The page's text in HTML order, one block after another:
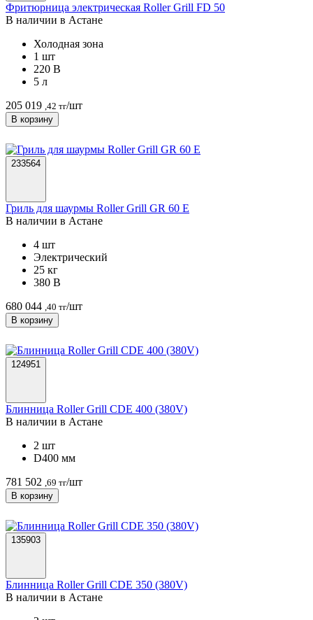
Фритюрница электрическая Roller Grill FD 50
В наличии в Астанe
Холодная зона
1 шт
220 В
5 л
205 019 ,42 тг/шт
В корзину
233564
Гриль для шаурмы Roller Grill GR 60 E
В наличии в Астанe
4 шт
Электрический
25 кг
380 В
680 044 ,40 тг/шт
В корзину
124951
Блинница Roller Grill CDE 400 (380V)
В наличии в Астанe
2 шт
D400 мм
781 502 ,69 тг/шт
В корзину
135903
Блинница Roller Grill CDE 350 (380V)
В наличии в Астанe